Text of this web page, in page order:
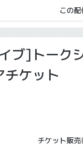
この配
ブ]トーク
チケット
チケット販売